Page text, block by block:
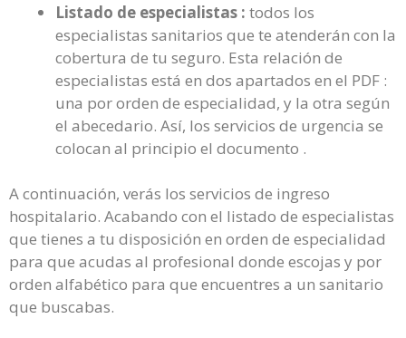
Listado de especialistas : todos los
especialistas sanitarios que te atenderán con la
cobertura de tu seguro. Esta relación de
especialistas está en dos apartados en el PDF :
una por orden de especialidad, y la otra según
el abecedario. Así, los servicios de urgencia se
colocan al principio el documento .
A continuación, verás los servicios de ingreso
hospitalario. Acabando con el listado de especialistas
que tienes a tu disposición en orden de especialidad
para que acudas al profesional donde escojas y por
orden alfabético para que encuentres a un sanitario
que buscabas.